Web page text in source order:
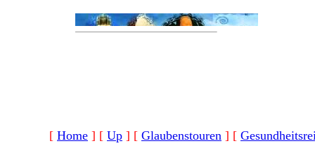
[ Home ] [ Up ] [ Glaubenstouren ] [